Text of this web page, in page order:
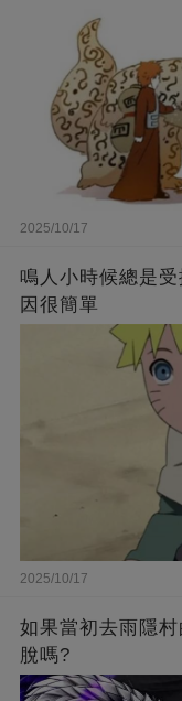
2025/10/17
鳴人小時候總是
因很簡單
2025/10/17
如果當初去雨隱
脫嗎?